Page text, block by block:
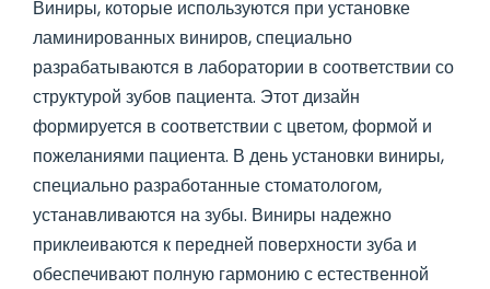
Виниры, которые используются при установке
ламинированных виниров, специально
разрабатываются в лаборатории в соответствии со
структурой зубов пациента. Этот дизайн
формируется в соответствии с цветом, формой и
пожеланиями пациента. В день установки виниры,
специально разработанные стоматологом,
устанавливаются на зубы. Виниры надежно
приклеиваются к передней поверхности зуба и
обеспечивают полную гармонию с естественной